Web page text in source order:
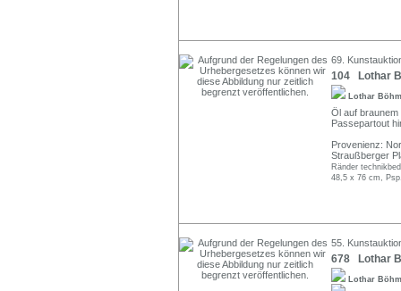
69.
104 Lothar
Lothar
Öl auf braunem
Passepartout
Provenienz:
Straußberger
Ränder
48,5 x 76 cm,
55.
678 Lothar
Lothar